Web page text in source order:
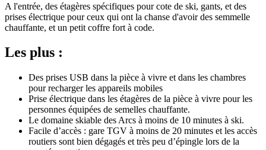
A l'entrée, des étagères spécifiques pour cote de ski, gants, et des
prises électrique pour ceux qui ont la chanse d'avoir des semmelle
chauffante, et un petit coffre fort à code.
Les plus :
Des prises USB dans la pièce à vivre et dans les chambres
pour recharger les appareils mobiles
Prise électrique dans les étagères de la pièce à vivre pour les
personnes équipées de semelles chauffante.
Le domaine skiable des Arcs à moins de 10 minutes à ski.
Facile d’accès : gare TGV à moins de 20 minutes et les accès
routiers sont bien dégagés et très peu d’épingle lors de la